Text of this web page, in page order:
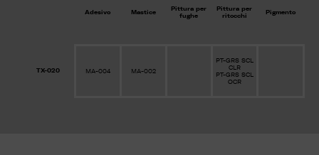
Adesivo Mastice
Pittura per
fughe
Pittura per
ritocchi
Pigmento
TX-020 MA-004 MA-002
PT-GRS SCL
CLR
PT-GRS SCL
OCR